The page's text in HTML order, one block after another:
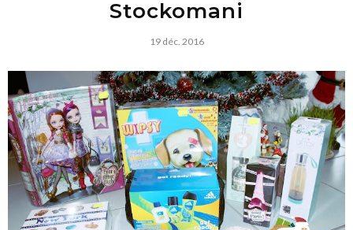
Stockomani
19 déc. 2016